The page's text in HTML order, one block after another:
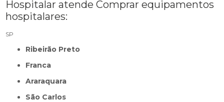
Hospitalar atende Comprar equipamentos
hospitalares:
SP
Ribeirão Preto
Franca
Araraquara
São Carlos